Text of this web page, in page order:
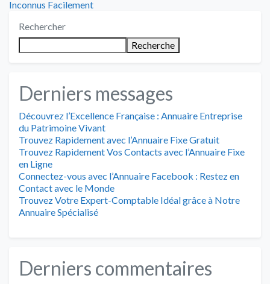
l’article
suivant
Inconnus Facilement
Rechercher
Recherche
Derniers messages
Découvrez l’Excellence Française : Annuaire Entreprise
du Patrimoine Vivant
Trouvez Rapidement avec l’Annuaire Fixe Gratuit
Trouvez Rapidement Vos Contacts avec l’Annuaire Fixe
en Ligne
Connectez-vous avec l’Annuaire Facebook : Restez en
Contact avec le Monde
Trouvez Votre Expert-Comptable Idéal grâce à Notre
Annuaire Spécialisé
Derniers commentaires